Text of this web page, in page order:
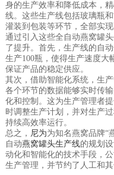
身的生产效率和降低成本，
线。这些生产线包括玻璃瓶
灌装到包装等环节，全部实
通过引入这些全自动燕窝罐
了提升。首先，生产线的自
生产100瓶，使得生产速度大
保证产品的稳定供应。
其次，借助智能化系统，生
各个环节的数据能够实时传
化和控制。这为生产管理者
时调整生产计划，并对生产
持续高效率运行。
总之， 尼为为知名燕窝品牌“
自动燕窝罐头生产线的规划
动化和智能化的技术手段，
生产管理，并节约了人工和其